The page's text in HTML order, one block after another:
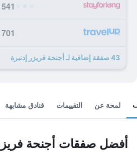
541 ﷼
701 ﷼
43 صفقة إضافية لـ أجنحة فريزر إدنبرة
لمحة عن التقييمات فنادق مشابهة
أفضل صفقات أجنحة